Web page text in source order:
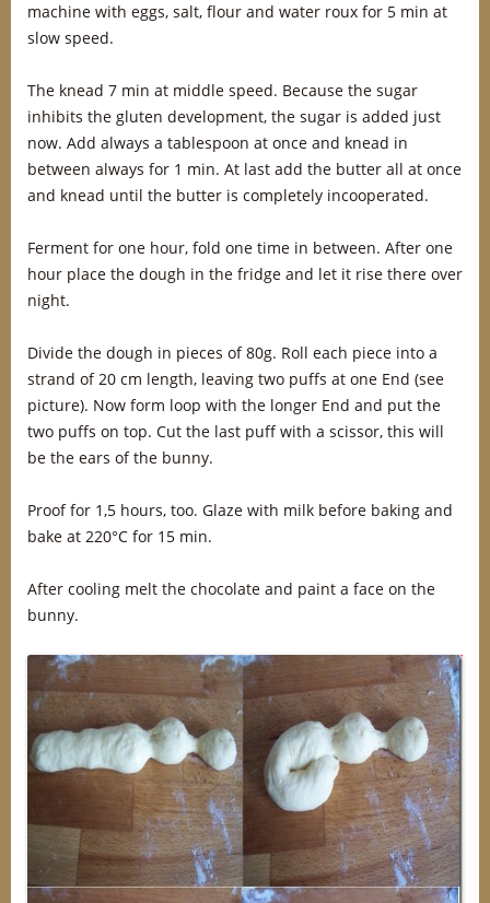
machine with eggs, salt, flour and water roux for 5 min at
slow speed.
The knead 7 min at middle speed. Because the sugar
inhibits the gluten development, the sugar is added just
now. Add always a tablespoon at once and knead in
between always for 1 min. At last add the butter all at once
and knead until the butter is completely incooperated.
Ferment for one hour, fold one time in between. After one
hour place the dough in the fridge and let it rise there over
night.
Divide the dough in pieces of 80g. Roll each piece into a
strand of 20 cm length, leaving two puffs at one End (see
picture). Now form loop with the longer End and put the
two puffs on top. Cut the last puff with a scissor, this will
be the ears of the bunny.
Proof for 1,5 hours, too. Glaze with milk before baking and
bake at 220°C for 15 min.
After cooling melt the chocolate and paint a face on the
bunny.